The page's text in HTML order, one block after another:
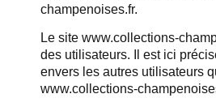
champenoises.fr.
Le site www.collections-
des utilisateurs. Il est ici
envers les autres utilisateurs
www.collections-